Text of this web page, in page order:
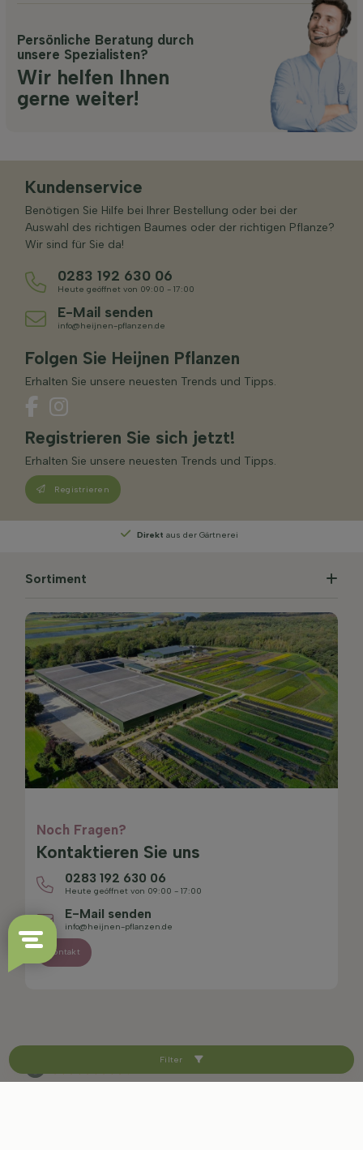
Filter
Persönliche Beratung durch
unsere Spezialisten?
Wir helfen Ihnen
gerne weiter!
Kundenservice
Benötigen Sie Hilfe bei Ihrer Bestellung oder bei der
Auswahl des richtigen Baumes oder der richtigen Pflanze?
Wir sind für Sie da!
0283 192 630 06
Heute geöffnet von 09:00 - 17:00
E-Mail senden
info@heijnen-pflanzen.de
Folgen Sie Heijnen Pflanzen
Erhalten Sie unsere neuesten Trends und Tipps.
Registrieren Sie sich jetzt!
Erhalten Sie unsere neuesten Trends und Tipps.
Registrieren
Direkt aus der Gärtnerei
Sortiment
Noch Fragen?
Kontaktieren Sie uns
0283 192 630 06
Heute geöffnet von 09:00 - 17:00
E-Mail senden
info@heijnen-pflanzen.de
Kontakt
4.4/5